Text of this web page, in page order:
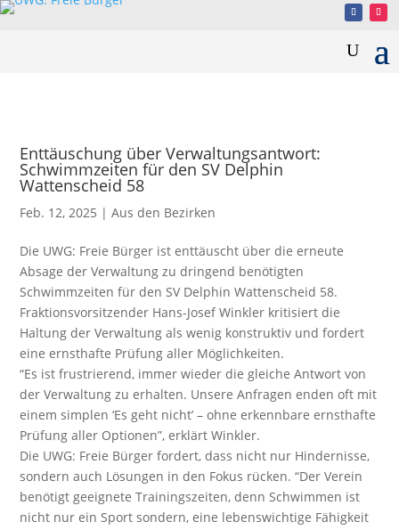
Enttäuschung über Verwaltungsantwort:
Schwimmzeiten für den SV Delphin
Wattenscheid 58
Feb. 12, 2025 |Aus den Bezirken
Die UWG: Freie Bürger ist enttäuscht über die erneute
Absage der Verwaltung zu dringend benötigten
Schwimmzeiten für den SV Delphin Wattenscheid 58.
Fraktionsvorsitzender Hans-Josef Winkler kritisiert die
Haltung der Verwaltung als wenig konstruktiv und fordert
eine ernsthafte Prüfung aller Möglichkeiten.
“Es ist frustrierend, immer wieder die gleiche Antwort von
der Verwaltung zu erhalten. Unsere Anfragen enden oft mit
einem simplen ‘Es geht nicht’ – ohne erkennbare ernsthafte
Prüfung aller Optionen”, erklärt Winkler.
Die UWG: Freie Bürger fordert, dass nicht nur Hindernisse,
sondern auch Lösungen in den Fokus rücken. “Der Verein
benötigt geeignete Trainingszeiten, denn Schwimmen ist
nicht nur ein Sport sondern, eine lebenswichtige Fähigkeit